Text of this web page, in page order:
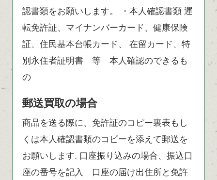
認書類をお願いします。 ・本人確認書類 運
転免許証、マイナンバーカード、健康保険
証、住民基本台帳カード、 在留カード、特
別永住者証明書 等 本人確認のできるも
の
郵送買取の場合
商品を送る際に、免許証のコピー裏表もし
くは本人確認書類のコピーを添えて郵送を
お願いします. 口座振り込みの場合、振込口
座の番号を記入 口座の届け出住所と免許